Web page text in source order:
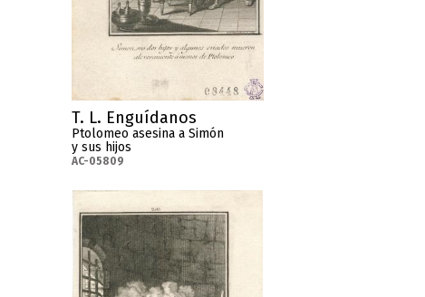
T. L. Enguídanos
Ptolomeo asesina a Simón
y sus hijos
AC-05809